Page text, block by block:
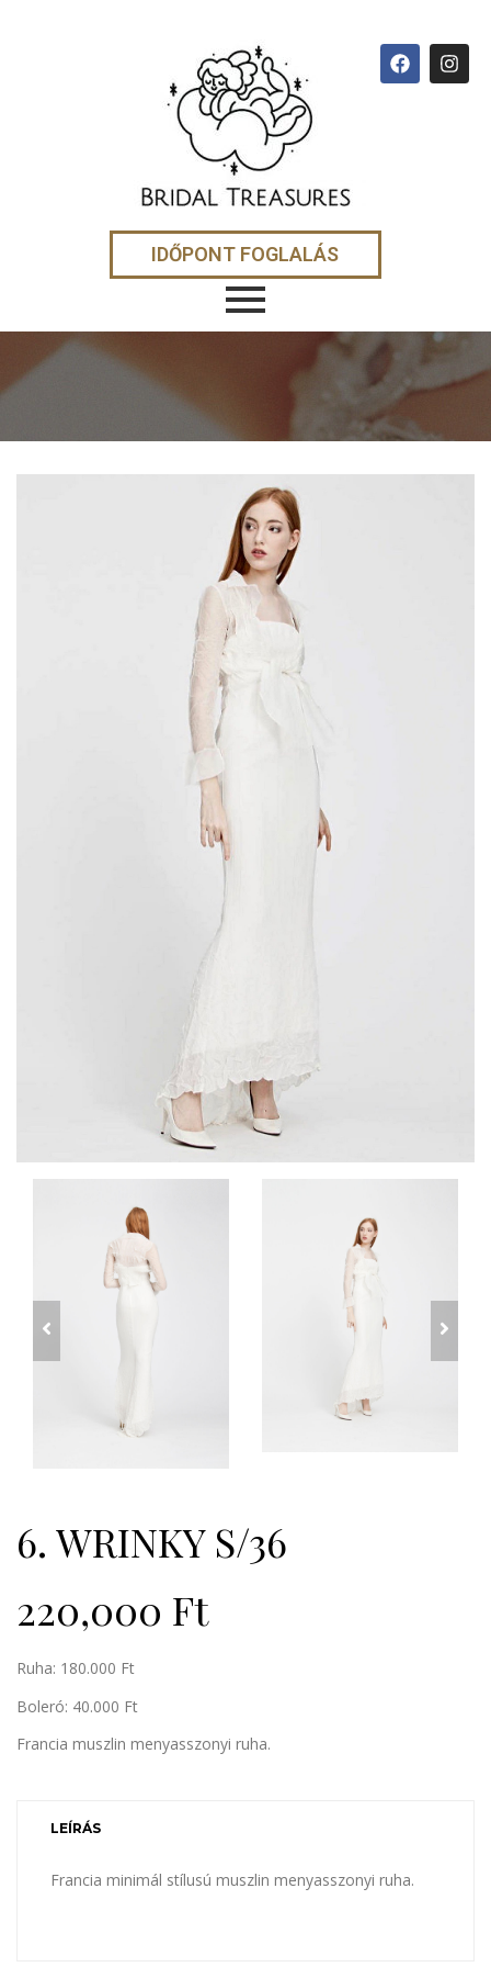
IDŐPONT FOGLALÁS
prev next
6. WRINKY S/36
220,000 Ft
Ruha: 180.000 Ft
Boleró: 40.000 Ft
Francia muszlin menyasszonyi ruha.
LEÍRÁS
Francia minimál stílusú muszlin menyasszonyi ruha.